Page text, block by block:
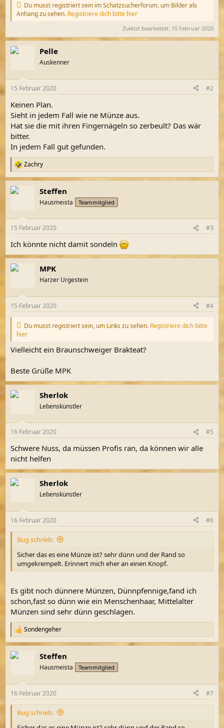
Du musst registriert sein im Schatzsucherforum, um Bilder als
Anhang zu sehen. Registriere dich bitte hier
Zuletzt bearbeitet: 15 Februar 2020
Pelle
Auskenner
15 Februar 2020 #2
Keinen Plan.
Sieht in jedem Fall wie ne Münze aus.
Hat sie die mit ihren Fingernägeln so zerbeult? Das wär
bitter.
In jedem Fall gut gefunden.
R
e
a
k
e
:
Zachry
Steffen
Hausmeista Teammitglied
15 Februar 2020 #3
Ich könnte nicht damit sondeln
MPK
Harzer Urgestein
15 Februar 2020 #4
Du musst registriert sein, um Links zu sehen. Registriere dich bitte
hier
Vielleicht ein Braunschweiger Brakteat?
Beste Grüße MPK
Sherlok
Lebenskünstler
16 Februar 2020 #5
Schwere Nuss, da müssen Profis ran, da können wir alle
nicht helfen
Sherlok
Lebenskünstler
16 Februar 2020 #6
Bug schrieb:
Sicher das es eine Münze ist? sehr dünn und der Rand so
umgekrempelt. Erinnert mich eher an einen Knopf.
Es gibt noch dünnere Münzen, Dünnpfennige,fand ich
schon,fast so dünn wie ein Menschenhaar, Mittelalter
Münzen sind sehr dünn geschlagen.
R
e
a
k
e
n
Sondengeher
Steffen
Hausmeista Teammitglied
16 Februar 2020 #7
Bug schrieb: